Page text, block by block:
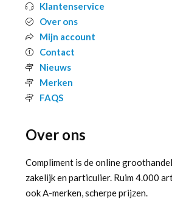
Klantenservice
Over ons
Mijn account
Contact
Nieuws
Merken
FAQS
Over ons
Compliment is de online
zakelijk en particulier. Ruim 4.000
ook A-merken, scherpe prijzen.